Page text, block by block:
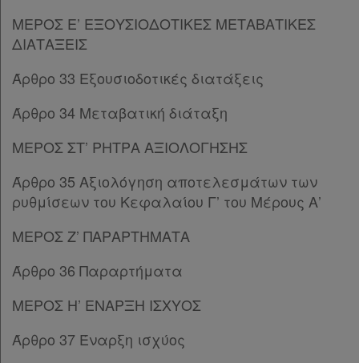
ΜΕΡΟΣ Ε’ ΕΞΟΥΣΙΟΔΟΤΙΚΕΣ ΜΕΤΑΒΑΤΙΚΕΣ
ΔΙΑΤΑΞΕΙΣ
Άρθρο 33 Εξουσιοδοτικές διατάξεις
Άρθρο 34 Μεταβατική διάταξη
ΜΕΡΟΣ ΣΤ’ ΡΗΤΡΑ ΑΞΙΟΛΟΓΗΣΗΣ
Άρθρο 35 Αξιολόγηση αποτελεσμάτων των
ρυθμίσεων του Κεφαλαίου Γ’ του Μέρους Α’
ΜΕΡΟΣ Ζ’ ΠΑΡΑΡΤΗΜΑΤΑ
Άρθρο 36 Παραρτήματα
ΜΕΡΟΣ Η’ ΕΝΑΡΞΗ ΙΣΧΥΟΣ
Άρθρο 37 Έναρξη ισχύος